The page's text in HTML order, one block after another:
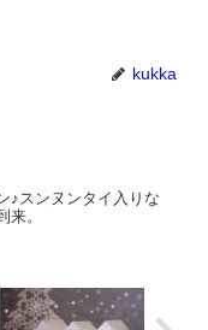
kukka
♪スンヌンタイ入りな
来。